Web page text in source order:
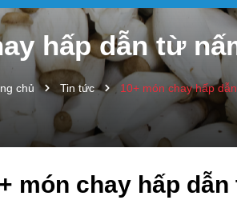
hấp dẫn từ
chủ Tin tức 10+ món chay hấp
món chay hấp